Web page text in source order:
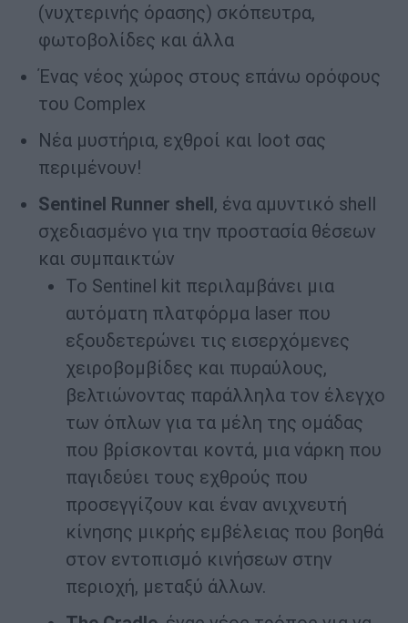
(νυχτερινής όρασης) σκόπευτρα,
φωτοβολίδες και άλλα
Ένας νέος χώρος στους επάνω ορόφους
του Complex
Νέα μυστήρια, εχθροί και loot σας
περιμένουν!
Sentinel Runner shell, ένα αμυντικό shell
σχεδιασμένο για την προστασία θέσεων
και συμπαικτών
Το Sentinel kit περιλαμβάνει μια
αυτόματη πλατφόρμα laser που
εξουδετερώνει τις εισερχόμενες
χειροβομβίδες και πυραύλους,
βελτιώνοντας παράλληλα τον έλεγχο
των όπλων για τα μέλη της ομάδας
που βρίσκονται κοντά, μια νάρκη που
παγιδεύει τους εχθρούς που
προσεγγίζουν και έναν ανιχνευτή
κίνησης μικρής εμβέλειας που βοηθά
στον εντοπισμό κινήσεων στην
περιοχή, μεταξύ άλλων.